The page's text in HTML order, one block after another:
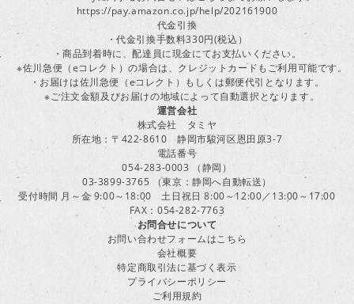
https://pay.amazon.co.jp/help/202161900
代金引換
・代金引換手数料330円(税込）
・商品到着時に、配達員に現金にてお支払いください。
※佐川急便（eコレクト）の場合は、クレジットカードもご利用可能です。
・お届けは佐川急便（eコレクト）もしくは郵便代引となります。
※ご注文金額及びお届けの地域によって自動選択となります。
運営会社
株式会社 タミヤ
所在地：〒422-8610 静岡市駿河区恩田原3-7
電話番号
054-283-0003 （静岡）
03-3899-3765 （東京：静岡へ自動転送）
受付時間 月～金 9:00～18:00 土日祝日 8:00～12:00／13:00～17:00
FAX：054-282-7763
お問合せについて
お問い合わせフォームはこちら
会社概要
特定商取引法に基づく表示
プライバシーポリシー
ご利用規約